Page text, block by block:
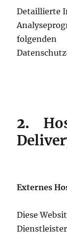
Detaillierte
folgenden
2.
Externes
Diese